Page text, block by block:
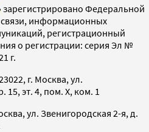
зарегистрировано Федеральной
информационных
регистрационный
о регистрации: серия Эл №
г.
г. Москва, ул.
15, эт. 4, пом. X, ком. 1
ул. Звенигородская 2-я, д.